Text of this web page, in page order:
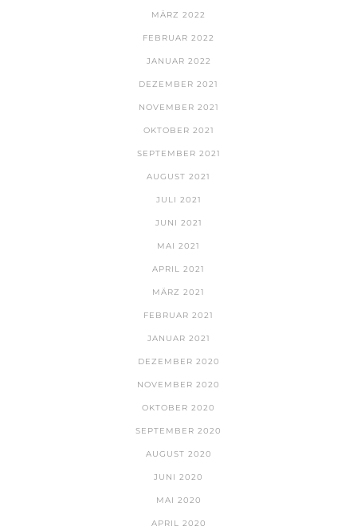
MÄRZ 2022
FEBRUAR 2022
JANUAR 2022
DEZEMBER 2021
NOVEMBER 2021
OKTOBER 2021
SEPTEMBER 2021
AUGUST 2021
JULI 2021
JUNI 2021
MAI 2021
APRIL 2021
MÄRZ 2021
FEBRUAR 2021
JANUAR 2021
DEZEMBER 2020
NOVEMBER 2020
OKTOBER 2020
SEPTEMBER 2020
AUGUST 2020
JUNI 2020
MAI 2020
APRIL 2020